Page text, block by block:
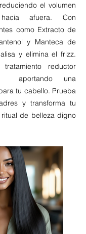
el volumen
afuera. Con
como Extracto de
y Manteca de
y elimina el frizz.
reductor
aportando una
tu cabello. Prueba
y transforma tu
de belleza digno